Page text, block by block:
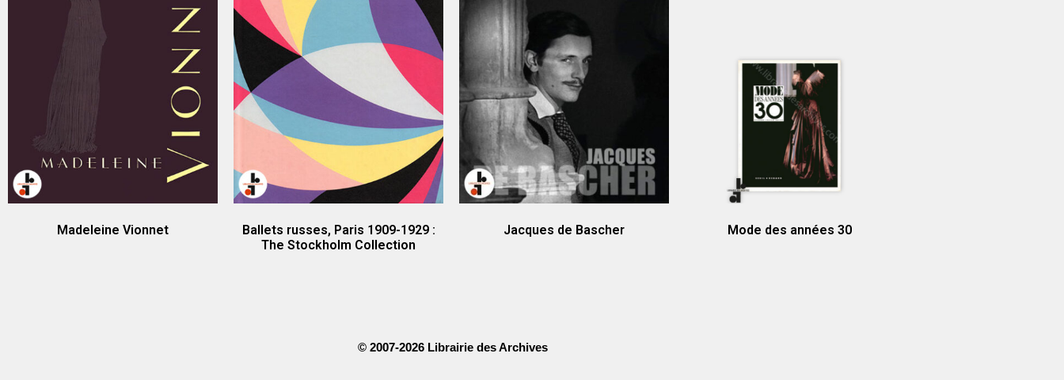
Madeleine Vionnet
Ballets russes, Paris 1909-1929 :
The Stockholm Collection
Jacques de Bascher Mode des années 30
© 2007-2026 Librairie des Archives